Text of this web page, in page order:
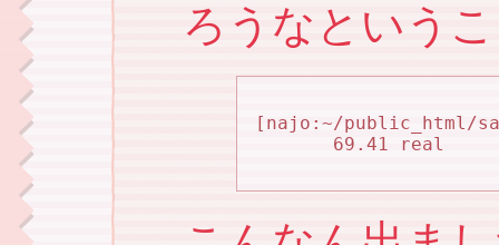
ろうなという
[najo:~/public_html/
69.41 real